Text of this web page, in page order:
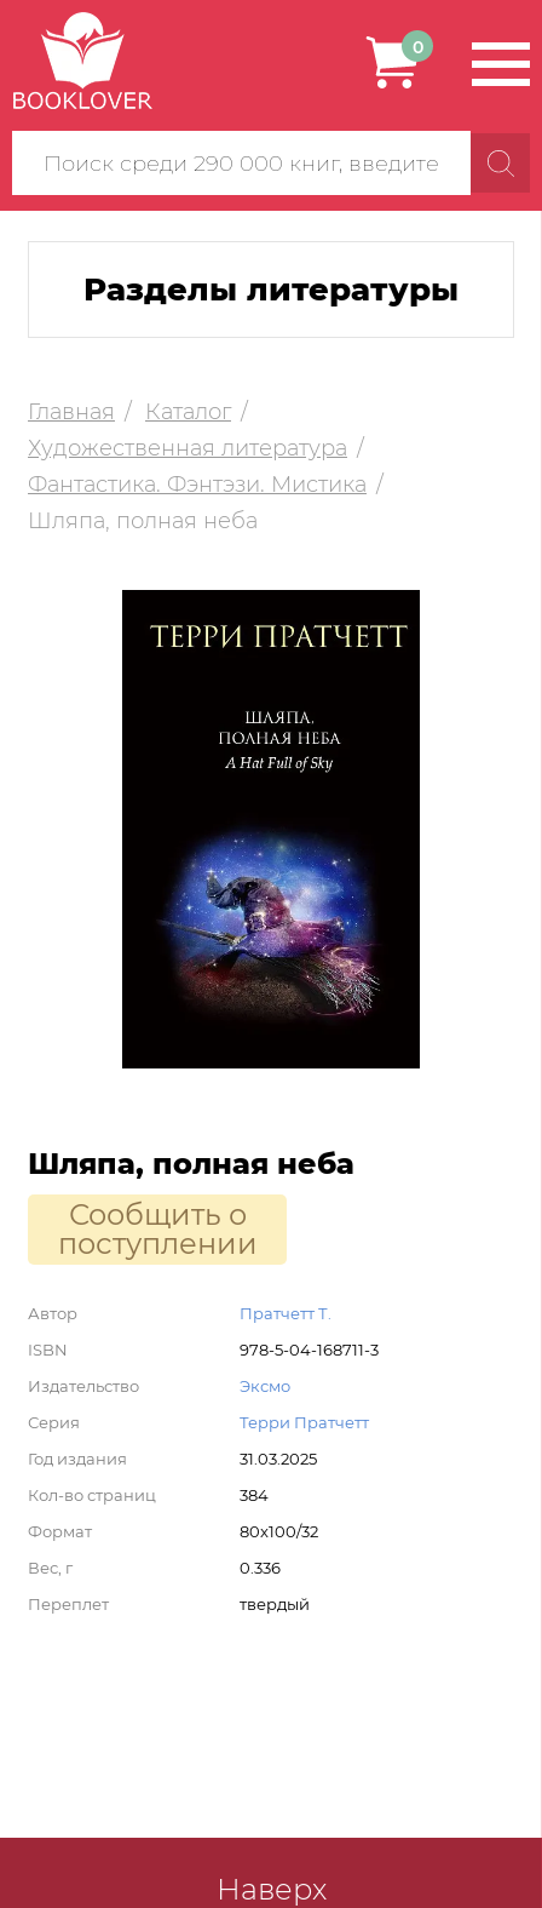
Поиск
по
сайту
0
Разделы литературы
Главная
Каталог
Художественная литература
Фантастика. Фэнтэзи. Мистика
Шляпа, полная неба
Шляпа, полная неба
Сообщить о
поступлении
Автор
Пратчетт Т.
ISBN
978-5-04-168711-3
Издательство
Эксмо
Серия
Терри Пратчетт
Год издания
31.03.2025
Кол-во страниц
384
Формат
80x100/32
Вес, г
0.336
Переплет
твердый
Наверх